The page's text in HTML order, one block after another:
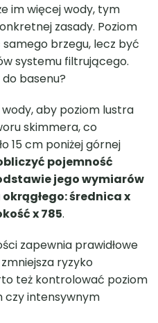
im więcej wody, tym
zasady. Poziom
brzegu, lecz być
systemu filtrującego.
basenu?
aby poziom lustra
skimmera, co
15 cm poniżej górnej
pojemność
jego wymiarów
średnica x
x 785.
zapewnia prawidłowe
ryzyko
też kontrolować poziom
czy intensywnym